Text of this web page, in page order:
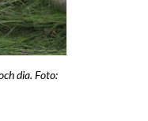
dia. Foto: